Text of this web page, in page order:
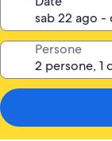
Persone